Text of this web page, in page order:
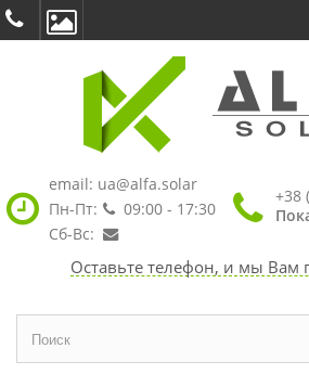
email: ua@alfa.solar
Пн-Пт:
09:00 - 17:30
Сб-Вс:
+38
Оставьте телефон, и мы Вам